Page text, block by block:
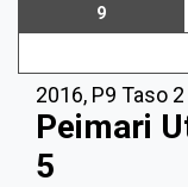
9
2016, P9 Taso 2
Peimari
5